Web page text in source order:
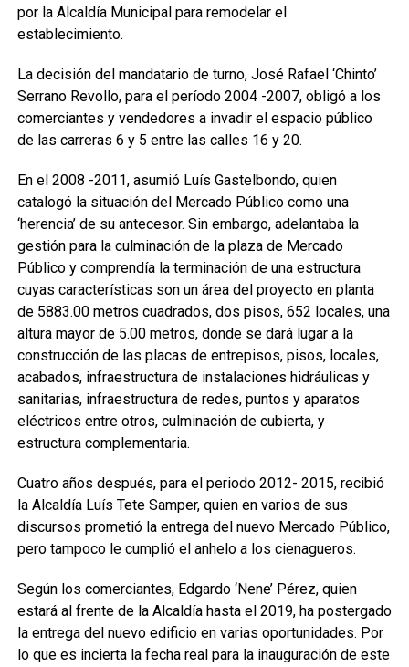
por la Alcaldía Municipal para remodelar el
establecimiento.
La decisión del mandatario de turno, José Rafael ‘Chinto’
Serrano Revollo, para el período 2004 -2007, obligó a los
comerciantes y vendedores a invadir el espacio público
de las carreras 6 y 5 entre las calles 16 y 20.
En el 2008 -2011, asumió Luís Gastelbondo, quien
catalogó la situación del Mercado Público como una
‘herencia’ de su antecesor. Sin embargo, adelantaba la
gestión para la culminación de la plaza de Mercado
Público y comprendía la terminación de una estructura
cuyas características son un área del proyecto en planta
de 5883.00 metros cuadrados, dos pisos, 652 locales, una
altura mayor de 5.00 metros, donde se dará lugar a la
construcción de las placas de entrepisos, pisos, locales,
acabados, infraestructura de instalaciones hidráulicas y
sanitarias, infraestructura de redes, puntos y aparatos
eléctricos entre otros, culminación de cubierta, y
estructura complementaria.
Cuatro años después, para el periodo 2012- 2015, recibió
la Alcaldía Luís Tete Samper, quien en varios de sus
discursos prometió la entrega del nuevo Mercado Público,
pero tampoco le cumplió el anhelo a los cienagueros.
Según los comerciantes, Edgardo ‘Nene’ Pérez, quien
estará al frente de la Alcaldía hasta el 2019, ha postergado
la entrega del nuevo edificio en varias oportunidades. Por
lo que es incierta la fecha real para la inauguración de este